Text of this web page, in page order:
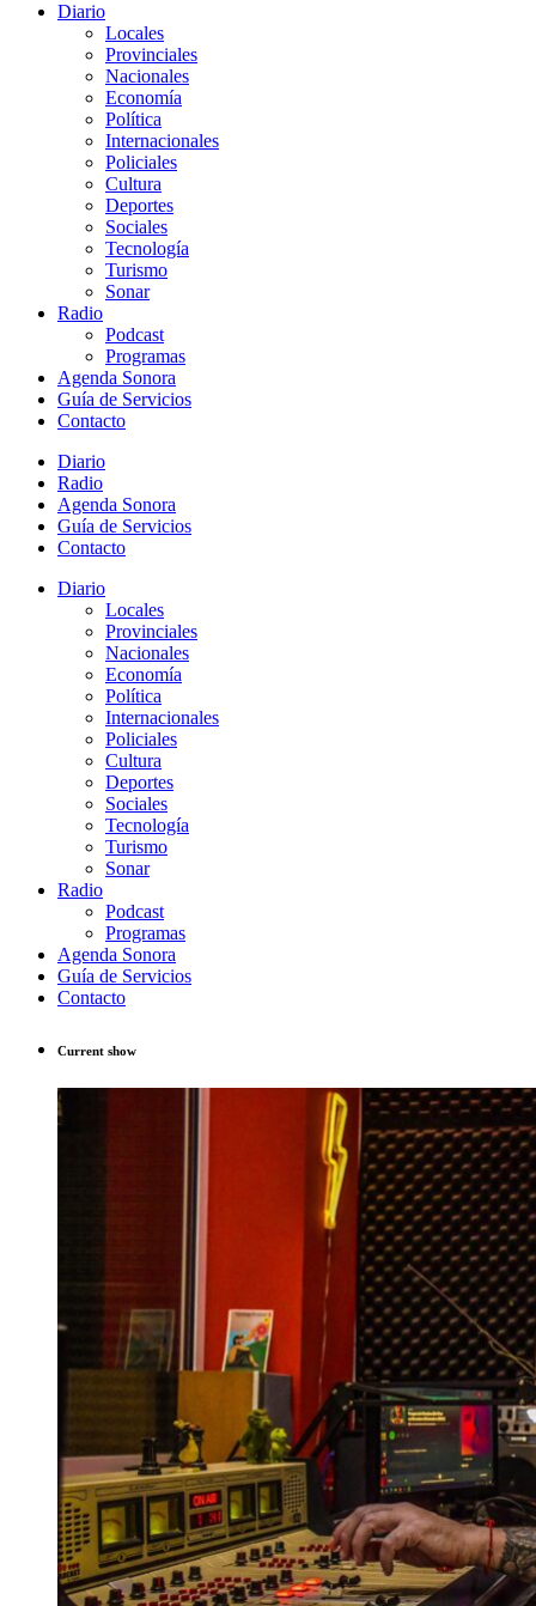
Diario
Locales
Provinciales
Nacionales
Economía
Política
Internacionales
Policiales
Cultura
Deportes
Sociales
Tecnología
Turismo
Sonar
Radio
Podcast
Programas
Agenda Sonora
Guía de Servicios
Contacto
Diario
Radio
Agenda Sonora
Guía de Servicios
Contacto
Diario
Locales
Provinciales
Nacionales
Economía
Política
Internacionales
Policiales
Cultura
Deportes
Sociales
Tecnología
Turismo
Sonar
Radio
Podcast
Programas
Agenda Sonora
Guía de Servicios
Contacto
Current show